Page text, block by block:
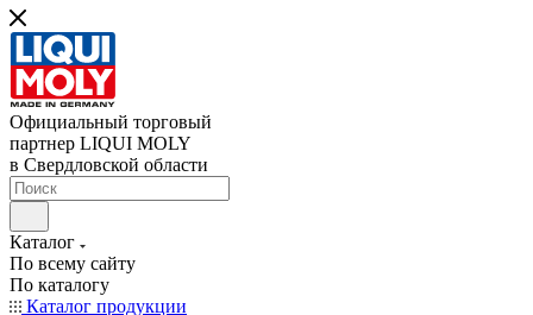
Официальный торговый
партнер LIQUI MOLY
в Свердловской области
Каталог
По всему сайту
По каталогу
Каталог продукции